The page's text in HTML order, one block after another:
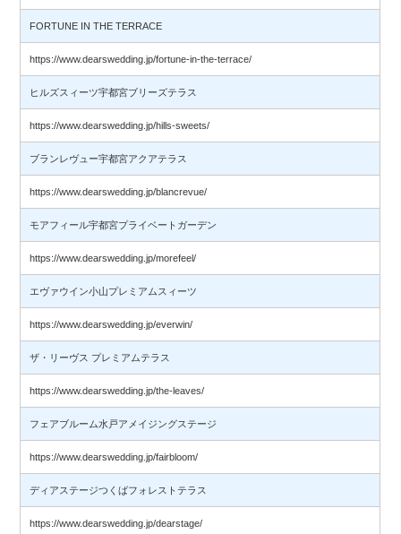
FORTUNE IN THE TERRACE
https://www.dearswedding.jp/fortune-in-the-terrace/
ヒルズスィーツ宇都宮ブリーズテラス
https://www.dearswedding.jp/hills-sweets/
ブランレヴュー宇都宮アクアテラス
https://www.dearswedding.jp/blancrevue/
モアフィール宇都宮プライベートガーデン
https://www.dearswedding.jp/morefeel/
エヴァウイン小山プレミアムスィーツ
https://www.dearswedding.jp/everwin/
ザ・リーヴス プレミアムテラス
https://www.dearswedding.jp/the-leaves/
フェアブルーム水戸アメイジングステージ
https://www.dearswedding.jp/fairbloom/
ディアステージつくばフォレストテラス
https://www.dearswedding.jp/dearstage/